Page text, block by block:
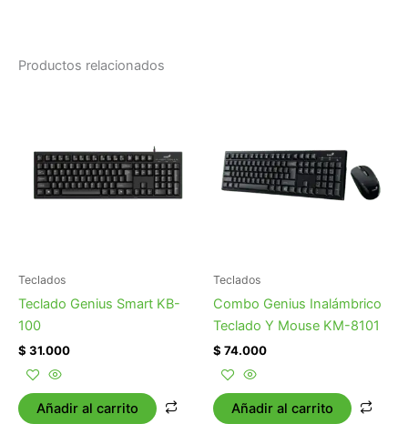
Productos relacionados
Teclados
Teclado Genius Smart KB-
100
$ 31.000
Añadir al carrito
Teclados
Combo Genius Inalámbrico
Teclado Y Mouse KM-8101
$ 74.000
Añadir al carrito